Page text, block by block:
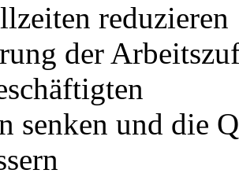
reduzieren
der
senken und die